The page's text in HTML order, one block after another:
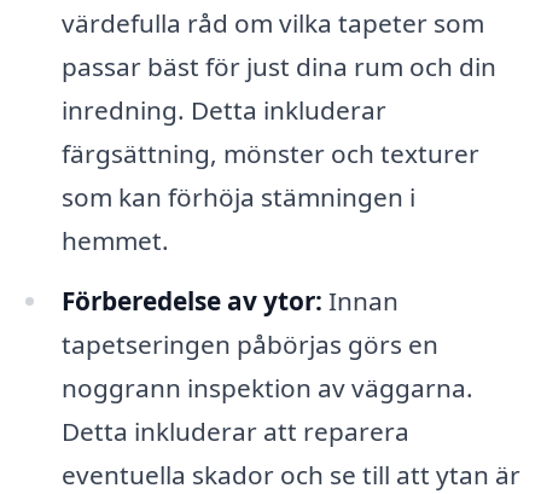
värdefulla råd om vilka tapeter som
passar bäst för just dina rum och din
inredning. Detta inkluderar
färgsättning, mönster och texturer
som kan förhöja stämningen i
hemmet.
Förberedelse av ytor: Innan
tapetseringen påbörjas görs en
noggrann inspektion av väggarna.
Detta inkluderar att reparera
eventuella skador och se till att ytan är